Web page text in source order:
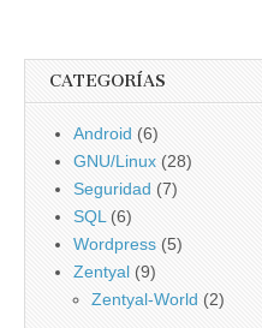
CATEGORÍAS
Android (6)
GNU/Linux (28)
Seguridad (7)
SQL(6)
Wordpress (5)
Zentyal (9)
Zentyal-World (2)